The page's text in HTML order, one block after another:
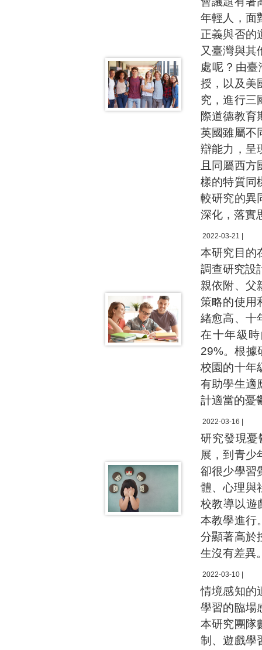
年輕人，面
正義與否的
又臺灣與其
處呢？由
授，以及美
究，進行三
際道德教育
英國雖屬不
辯能力，呈
且同屬西
樣的特質同
較研究的異
深化，落實
2022-03-21 |
本研究目的
調查研究設
親依附、父
策略的使用
緒愈高、十
在十年級
29%。根據
校園的十年
有助學生適
計適當的憂
2022-03-16 |
研究發現憂
展，到青少
卻很少學習
體、心理與
校教導以遊
本教學進行
分顯著高於
生沒有差異
2022-03-10 |
情境感知的
學習的臨場
本研究團隊
制、遊戲學